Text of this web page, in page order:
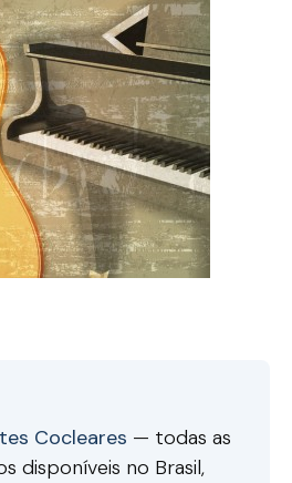
Cocleares — todas as
disponíveis no Brasil,